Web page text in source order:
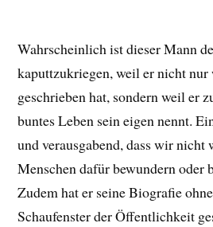
Wahrscheinlich ist dieser Mann
kaputtzukriegen, weil er nicht
geschrieben hat, sondern weil er
buntes Leben sein eigen nennt.
und verausgabend, dass wir nicht
Menschen dafür bewundern oder
Zudem hat er seine Biografie
Schaufenster der Öffentlichkeit